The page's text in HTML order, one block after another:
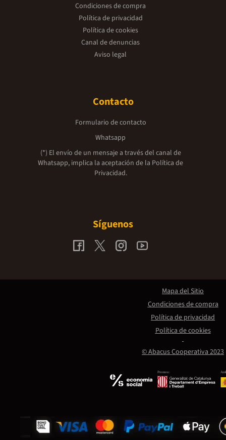
Condiciones de compra
Política de privacidad
Política de cookies
Canal de denuncias
Aviso legal
Contacto
Formulario de contacto
Whatsapp
(*) El envío de un mensaje a través del canal de
Whatsapp, implica la aceptación de la Política de
Privacidad.
Síguenos
Promou:
© Abacus Cooperativa 2023
Mapa del Sitio
Condiciones de compra
Política de privacidad
Política de cookies